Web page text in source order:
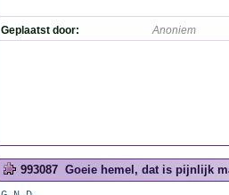
Geplaatst door: Anoniem
993087 Goeie hemel, dat is pijnlijk